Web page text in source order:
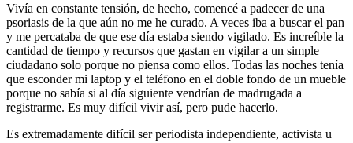
Vivía en constante tensión, de hecho, comencé a padecer de una
psoriasis de la que aún no me he curado. A veces iba a buscar el pan
y me percataba de que ese día estaba siendo vigilado. Es increíble la
cantidad de tiempo y recursos que gastan en vigilar a un simple
ciudadano solo porque no piensa como ellos. Todas las noches tenía
que esconder mi laptop y el teléfono en el doble fondo de un mueble
porque no sabía si al día siguiente vendrían de madrugada a
registrarme. Es muy difícil vivir así, pero pude hacerlo.
Es extremadamente difícil ser periodista independiente, activista u